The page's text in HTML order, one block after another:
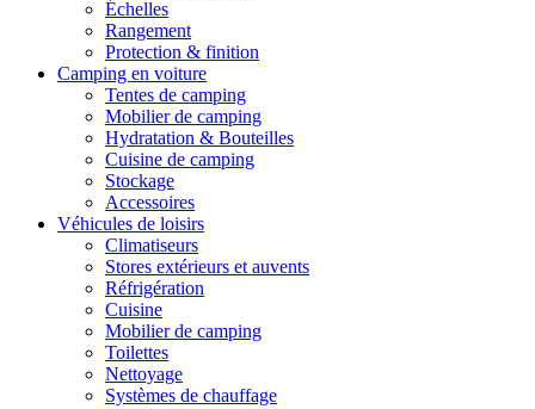
Échelles
Rangement
Protection & finition
Camping en voiture
Tentes de camping
Mobilier de camping
Hydratation & Bouteilles
Cuisine de camping
Stockage
Accessoires
Véhicules de loisirs
Climatiseurs
Stores extérieurs et auvents
Réfrigération
Cuisine
Mobilier de camping
Toilettes
Nettoyage
Systèmes de chauffage